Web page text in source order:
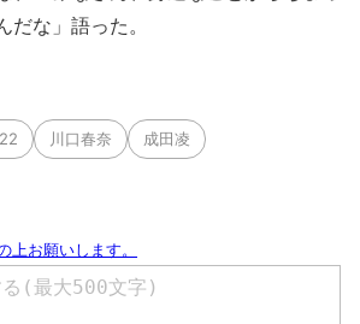
だな」語った。
川口春奈 成田凌